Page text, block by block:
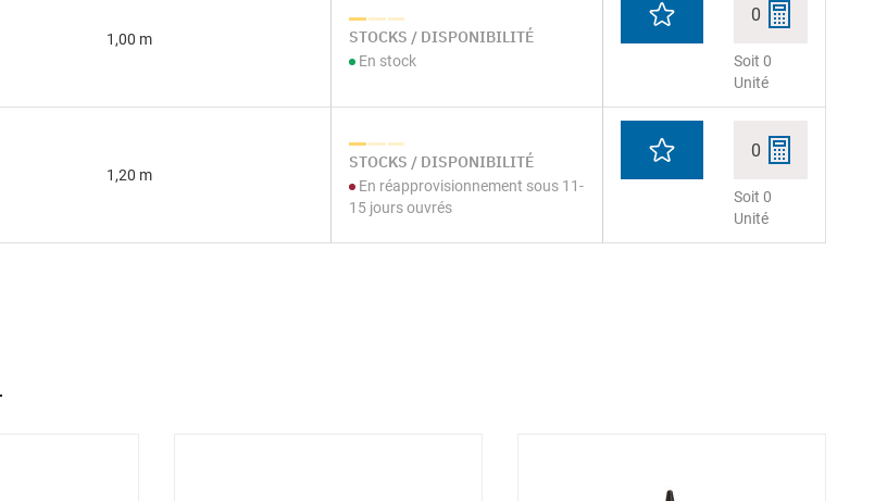
1,00 m STOCKS / DISPONIBILITÉ
En stock
0
Soit 0
Unité
1,20 m
STOCKS / DISPONIBILITÉ
En réapprovisionnement sous 11-
15 jours ouvrés
0
Soit 0
Unité